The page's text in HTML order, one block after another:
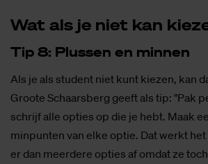
Wat als je niet kan
Tip 8: Plus­sen en min­nen
Als je als student niet kunt kiezen, kan
Groote Schaarsberg geeft als tip: "Pak
schrijf alle opties op die je hebt. Maak
minpunten van elke optie. Dat werkt
er dan meerdere opties af omdat ze